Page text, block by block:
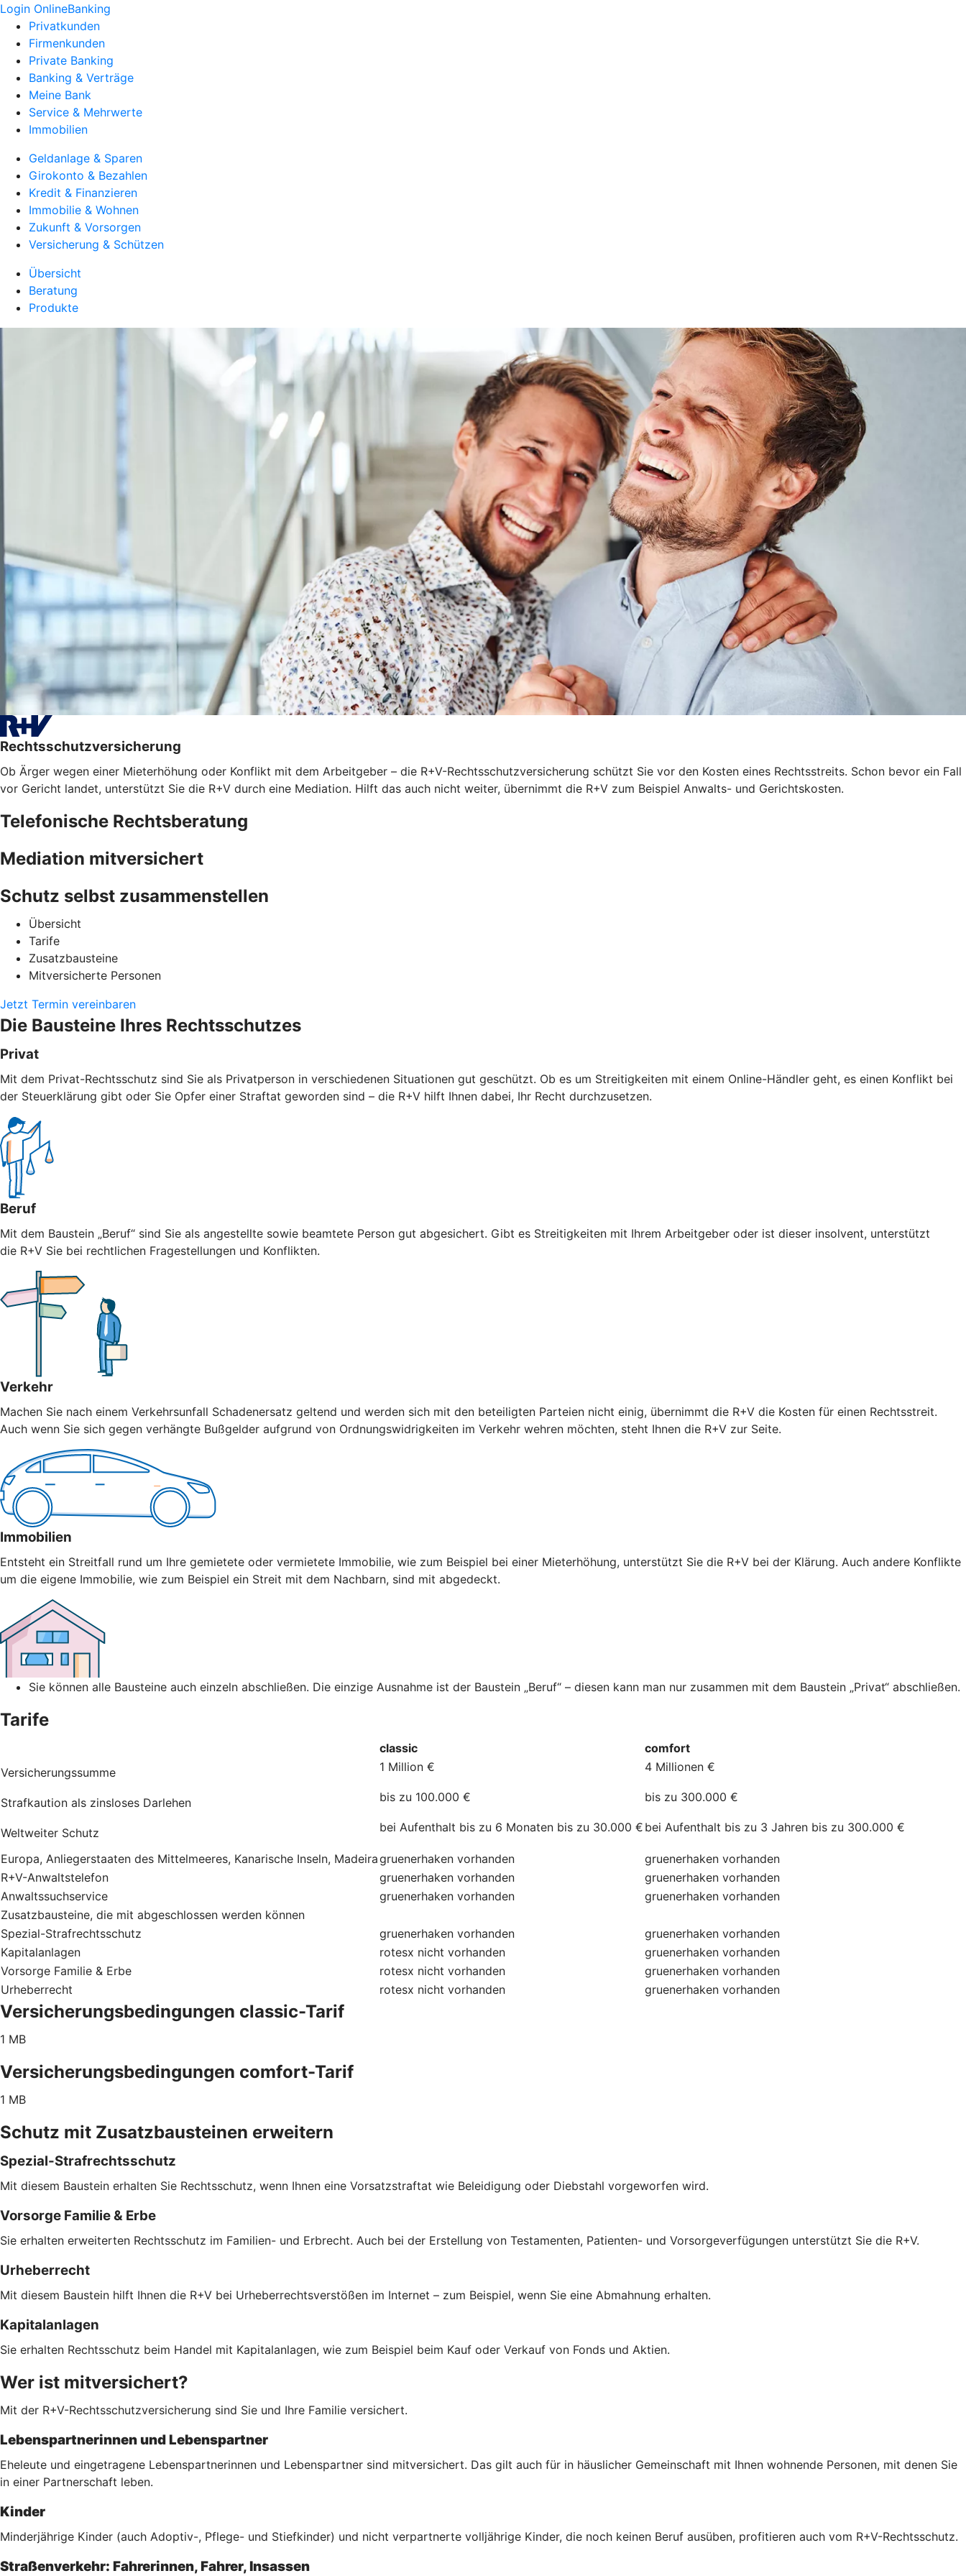
Login OnlineBanking
Privatkunden
Firmenkunden
Private Banking
Banking & Verträge
Meine Bank
Service & Mehrwerte
Immobilien
Geldanlage & Sparen
Girokonto & Bezahlen
Kredit & Finanzieren
Immobilie & Wohnen
Zukunft & Vorsorgen
Versicherung & Schützen
Übersicht
Beratung
Produkte
Rechtsschutzversicherung
Ob Ärger wegen einer Mieterhöhung oder Konflikt mit dem Arbeitgeber – die R+V-Rechtsschutzversicherung schützt Sie vor den Kosten eines Rechtsstreits. Schon bevor ein Fall
vor Gericht landet, unterstützt Sie die R+V durch eine Mediation. Hilft das auch nicht weiter, übernimmt die R+V zum Beispiel Anwalts- und Gerichtskosten.
Telefonische Rechtsberatung
Mediation mitversichert
Schutz selbst zusammenstellen
Übersicht
Tarife
Zusatzbausteine
Mitversicherte Personen
Jetzt Termin vereinbaren
Die Bausteine Ihres Rechtsschutzes
Privat
Mit dem Privat-Rechtsschutz sind Sie als Privatperson in verschiedenen Situationen gut geschützt. Ob es um Streitigkeiten mit einem Online-Händler geht, es einen Konflikt bei
der Steuerklärung gibt oder Sie Opfer einer Straftat geworden sind – die R+V hilft Ihnen dabei, Ihr Recht durchzusetzen.
Beruf
Mit dem Baustein „Beruf“ sind Sie als angestellte sowie beamtete Person gut abgesichert. Gibt es Streitigkeiten mit Ihrem Arbeitgeber oder ist dieser insolvent, unterstützt
die R+V Sie bei rechtlichen Fragestellungen und Konflikten.
Verkehr
Machen Sie nach einem Verkehrsunfall Schadenersatz geltend und werden sich mit den beteiligten Parteien nicht einig, übernimmt die R+V die Kosten für einen Rechtsstreit.
Auch wenn Sie sich gegen verhängte Bußgelder aufgrund von Ordnungswidrigkeiten im Verkehr wehren möchten, steht Ihnen die R+V zur Seite.
Immobilien
Entsteht ein Streitfall rund um Ihre gemietete oder vermietete Immobilie, wie zum Beispiel bei einer Mieterhöhung, unterstützt Sie die R+V bei der Klärung. Auch andere Konflikte
um die eigene Immobilie, wie zum Beispiel ein Streit mit dem Nachbarn, sind mit abgedeckt.
Sie können alle Bausteine auch einzeln abschließen. Die einzige Ausnahme ist der Baustein „Beruf“ – diesen kann man nur zusammen mit dem Baustein „Privat“ abschließen.
Tarife
classic
comfort
Versicherungssumme
1 Million € 4 Millionen €
Strafkaution als zinsloses Darlehen bis zu 100.000 € bis zu 300.000 €
Weltweiter Schutz bei Aufenthalt bis zu 6 Monaten bis zu 30.000 € bei Aufenthalt bis zu 3 Jahren bis zu 300.000 €
Europa, Anliegerstaaten des Mittelmeeres, Kanarische Inseln, Madeiragruenerhaken vorhanden gruenerhaken vorhanden
R+V-Anwaltstelefon
gruenerhaken vorhanden gruenerhaken vorhanden
Anwaltssuchservice
gruenerhaken vorhanden gruenerhaken vorhanden
Zusatzbausteine, die mit abgeschlossen werden können
Spezial-Strafrechtsschutz
gruenerhaken vorhanden gruenerhaken vorhanden
Kapitalanlagen
rotesx nicht vorhanden gruenerhaken vorhanden
Vorsorge Familie & Erbe
rotesx nicht vorhanden gruenerhaken vorhanden
Urheberrecht
rotesx nicht vorhanden gruenerhaken vorhanden
Versicherungsbedingungen classic-Tarif
1 MB
Versicherungsbedingungen comfort-Tarif
1 MB
Schutz mit Zusatzbausteinen erweitern
Spezial-Strafrechtsschutz
Mit diesem Baustein erhalten Sie Rechtsschutz, wenn Ihnen eine Vorsatzstraftat wie Beleidigung oder Diebstahl vorgeworfen wird.
Vorsorge Familie & Erbe
Sie erhalten erweiterten Rechtsschutz im Familien- und Erbrecht. Auch bei der Erstellung von Testamenten, Patienten- und Vorsorgeverfügungen unterstützt Sie die R+V.
Urheberrecht
Mit diesem Baustein hilft Ihnen die R+V bei Urheberrechtsverstößen im Internet – zum Beispiel, wenn Sie eine Abmahnung erhalten.
Kapitalanlagen
Sie erhalten Rechtsschutz beim Handel mit Kapitalanlagen, wie zum Beispiel beim Kauf oder Verkauf von Fonds und Aktien.
Wer ist mitversichert?
Mit der R+V-Rechtsschutzversicherung sind Sie und Ihre Familie versichert.
Lebenspartnerinnen und Lebenspartner
Eheleute und eingetragene Lebenspartnerinnen und Lebenspartner sind mitversichert. Das gilt auch für in häuslicher Gemeinschaft mit Ihnen wohnende Personen, mit denen Sie
in einer Partnerschaft leben.
Kinder
Minderjährige Kinder (auch Adoptiv-, Pflege- und Stiefkinder) und nicht verpartnerte volljährige Kinder, die noch keinen Beruf ausüben, profitieren auch vom R+V-Rechtsschutz.
Straßenverkehr: Fahrerinnen, Fahrer, Insassen